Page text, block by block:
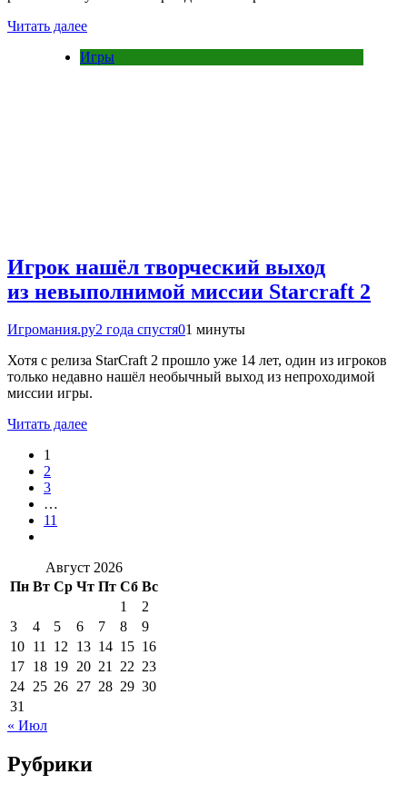
Читать далее
Игры
Игрок нашёл творческий выход
из невыполнимой миссии Starcraft 2
Игромания.ру2 года спустя01 минуты
Хотя с релиза StarCraft 2 прошло уже 14 лет, один из игроков
только недавно нашёл необычный выход из непроходимой
миссии игры.
Читать далее
1
2
3
…
11
Август 2026
Пн Вт Ср Чт Пт Сб Вс
1
2
3
4 5 6 7 8
9
10 11 12 13 14 15 16
17 18 19 20 21 22 23
24 25 26 27 28 29 30
31
« Июл
Рубрики